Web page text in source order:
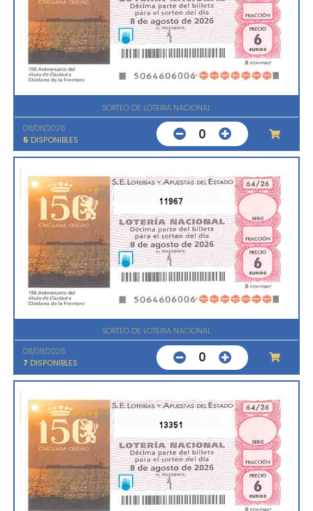
SORTEO DE LOTERIA NACIONAL
08/08/2026
5 DISPONIBLES 0
11967
SORTEO DE LOTERIA NACIONAL
08/08/2026
7 DISPONIBLES 0
13351